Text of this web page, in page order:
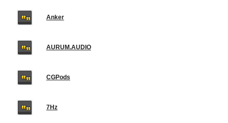
Anker
AURUM.AUDIO
CGPods
7Hz